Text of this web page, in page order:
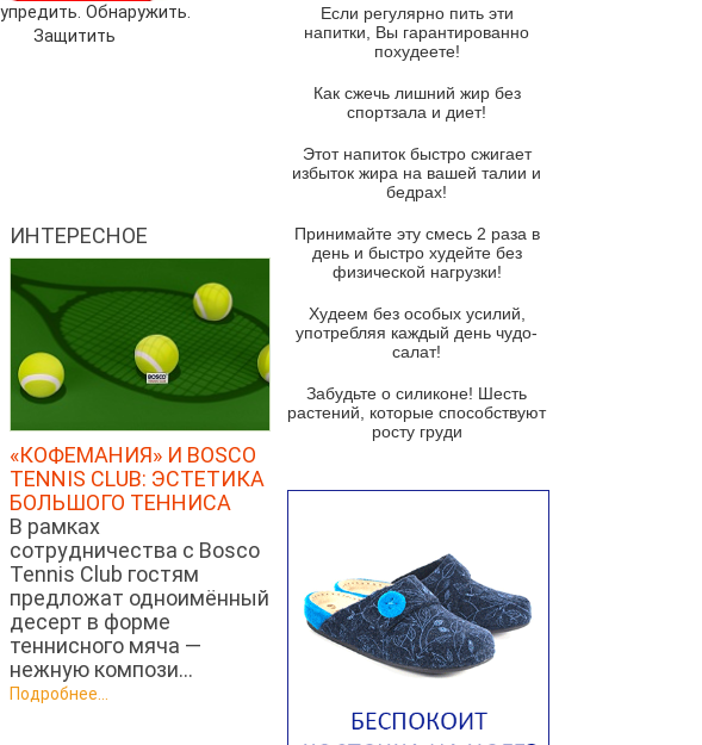
Обнаружить.
Защитить
ИНТЕРЕСНОЕ
«КОФЕМАНИЯ» И BOSCO
TENNIS CLUB: ЭСТЕТИКА
БОЛЬШОГО ТЕННИСА
В рамках
сотрудничества с Bosco
Tennis Club гостям
предложат одноимённый
десерт в форме
теннисного мяча —
нежную компози...
Подробнее...
Парижский луковый суп
Суп из спаржи и горошка с
Суп-крем из цветной капусты
Французский луковый суп
Суп из баклажанов с моцареллой
Грибной крем-суп с кростини с
козьим сыром
Суп мисо с зеленым луком и
тофу
из рукколы
Португальский чесночный суп с
Ирландский картофельный суп
Суп из пастернака
Пряный морковный суп во время
зимних холодов
Американский суп из красной
Если регулярно пить эти
напитки, Вы гарантированно
похудеете!
Как сжечь лишний жир без
спортзала и диет!
Этот напиток быстро сжигает
избыток жира на вашей талии и
бедрах!
Принимайте эту смесь 2 раза в
день и быстро худейте без
физической нагрузки!
Худеем без особых усилий,
употребляя каждый день чудо-
салат!
Забудьте о силиконе! Шесть
растений, которые способствуют
росту груди